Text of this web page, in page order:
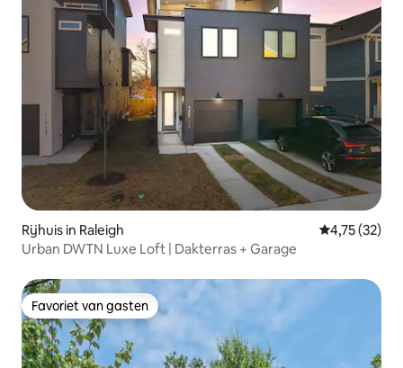
Rijhuis in Raleigh Gemiddelde
4,75 (32)
Urban DWTN Luxe Loft | Dakterras + Garage
Favoriet van gasten
Favoriet van gasten